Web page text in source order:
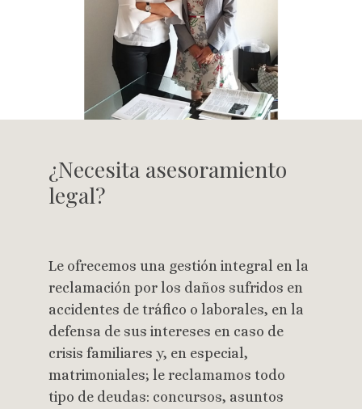
¿Necesita asesoramiento
legal?
Le ofrecemos una gestión integral en la
reclamación por los daños sufridos en
accidentes de tráfico o laborales, en la
defensa de sus intereses en caso de
crisis familiares y, en especial,
matrimoniales; le reclamamos todo
tipo de deudas: concursos, asuntos